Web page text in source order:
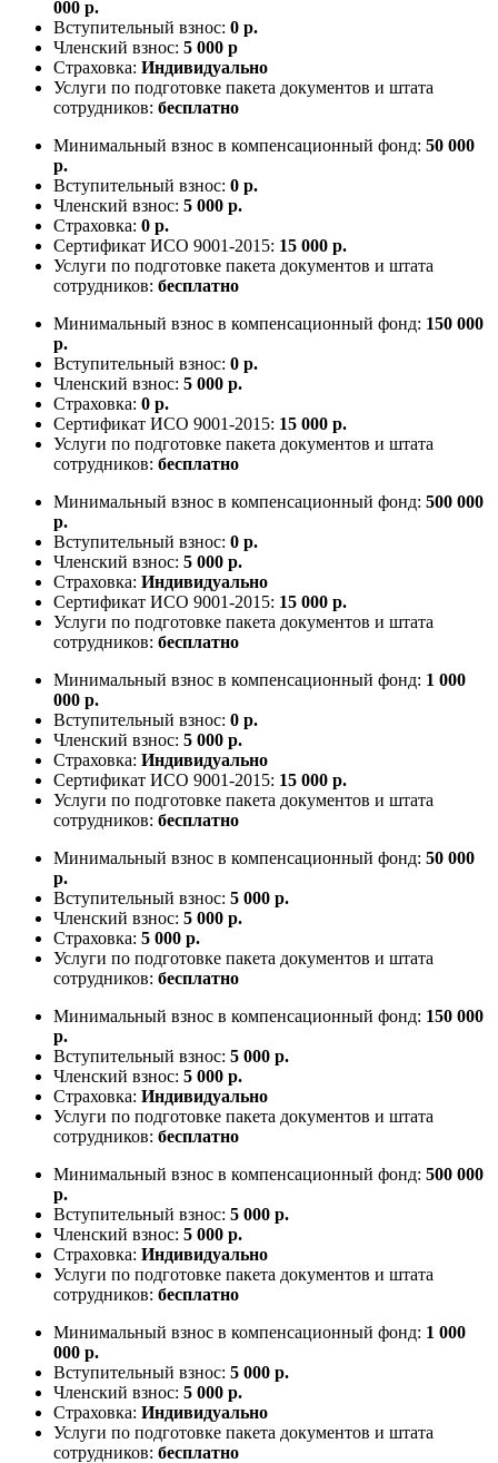
000 р.
Вступительный взнос: 0 р.
Членский взнос: 5 000 р
Страховка: Индивидуально
Услуги по подготовке пакета документов и штата
сотрудников: бесплатно
Минимальный взнос в компенсационный фонд: 50 000
р.
Вступительный взнос: 0 р.
Членский взнос: 5 000 р.
Страховка: 0 р.
Сертификат ИСО 9001-2015: 15 000 р.
Услуги по подготовке пакета документов и штата
сотрудников: бесплатно
Минимальный взнос в компенсационный фонд: 150 000
р.
Вступительный взнос: 0 р.
Членский взнос: 5 000 р.
Страховка: 0 р.
Сертификат ИСО 9001-2015: 15 000 р.
Услуги по подготовке пакета документов и штата
сотрудников: бесплатно
Минимальный взнос в компенсационный фонд: 500 000
р.
Вступительный взнос: 0 р.
Членский взнос: 5 000 р.
Страховка: Индивидуально
Сертификат ИСО 9001-2015: 15 000 р.
Услуги по подготовке пакета документов и штата
сотрудников: бесплатно
Минимальный взнос в компенсационный фонд: 1 000
000 р.
Вступительный взнос: 0 р.
Членский взнос: 5 000 р.
Страховка: Индивидуально
Сертификат ИСО 9001-2015: 15 000 р.
Услуги по подготовке пакета документов и штата
сотрудников: бесплатно
Минимальный взнос в компенсационный фонд: 50 000
р.
Вступительный взнос: 5 000 р.
Членский взнос: 5 000 р.
Страховка: 5 000 р.
Услуги по подготовке пакета документов и штата
сотрудников: бесплатно
Минимальный взнос в компенсационный фонд: 150 000
р.
Вступительный взнос: 5 000 р.
Членский взнос: 5 000 р.
Страховка: Индивидуально
Услуги по подготовке пакета документов и штата
сотрудников: бесплатно
Минимальный взнос в компенсационный фонд: 500 000
р.
Вступительный взнос: 5 000 р.
Членский взнос: 5 000 р.
Страховка: Индивидуально
Услуги по подготовке пакета документов и штата
сотрудников: бесплатно
Минимальный взнос в компенсационный фонд: 1 000
000 р.
Вступительный взнос: 5 000 р.
Членский взнос: 5 000 р.
Страховка: Индивидуально
Услуги по подготовке пакета документов и штата
сотрудников: бесплатно